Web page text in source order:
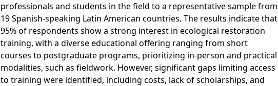
professionals and students in the field to a representative sample from
19 Spanish-speaking Latin American countries. The results indicate that
95% of respondents show a strong interest in ecological restoration
training, with a diverse educational offering ranging from short
courses to postgraduate programs, prioritizing in-person and practical
modalities, such as fieldwork. However, significant gaps limiting access
to training were identified, including costs, lack of scholarships, and